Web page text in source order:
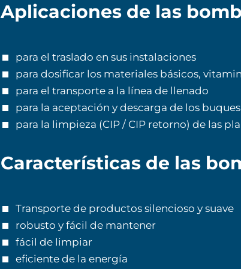
Aplicaciones de las
para el traslado en sus instalaciones
para dosificar los materiales básicos,
para el transporte a la línea de llenado
para la aceptación y descarga de los
para la limpieza (CIP / CIP retorno) de las
Características de las
Transporte de productos silencioso y suave
robusto y fácil de mantener
fácil de limpiar
eficiente de la energía